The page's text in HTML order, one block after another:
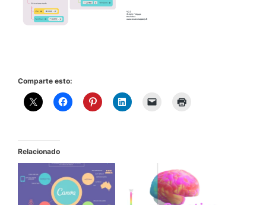
Comparte esto:
Relacionado